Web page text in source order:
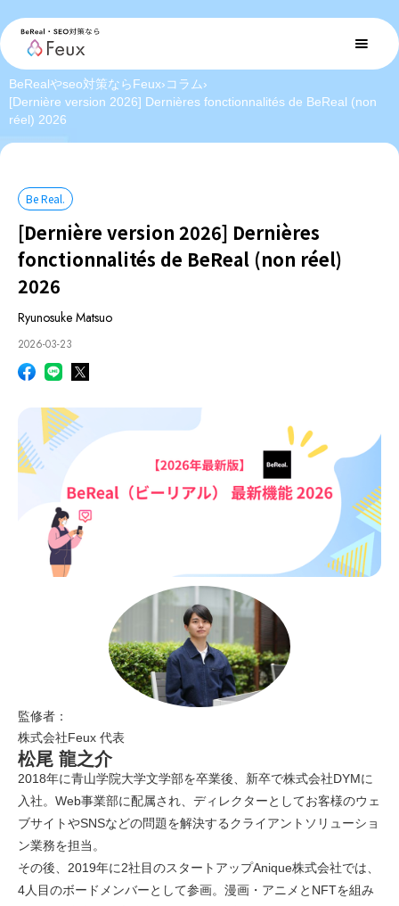
BeRealやseo対策ならFeux›コラム›
[Dernière version 2026] Dernières fonctionnalités de BeReal (non
réel) 2026
Be Real.
[Dernière version 2026] Dernières
fonctionnalités de BeReal (non réel)
2026
Ryunosuke Matsuo
2026-03-23
監修者：
株式会社Feux 代表
松尾 龍之介
2018年に青山学院大学文学部を卒業後、新卒で株式会社DYMに
入社。Web事業部に配属され、ディレクターとしてお客様のウェ
ブサイトやSNSなどの問題を解決するクライアントソリューショ
ン業務を担当。
その後、2019年に2社目のスタートアップAnique株式会社では、
4人目のボードメンバーとして参画。漫画・アニメとNFTを組み